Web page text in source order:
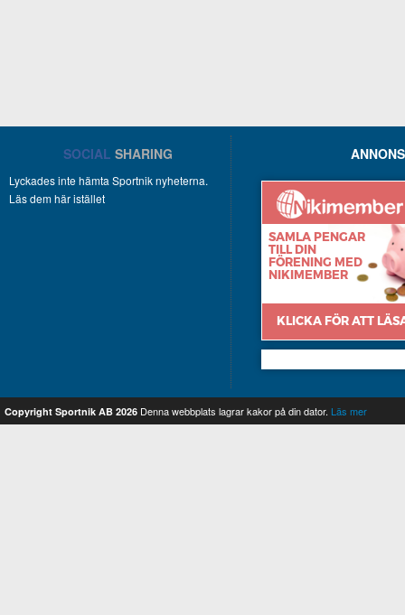
SOCIAL SHARING
Lyckades inte hämta Sportnik nyheterna.
Läs dem här istället
Copyright Sportnik AB 2026 Denna webbplats lagrar kakor på din dator. Läs mer